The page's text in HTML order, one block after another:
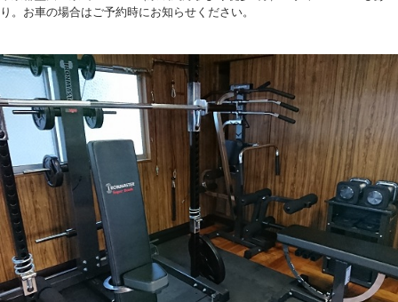
り。お車の場合はご予約時にお知らせください。